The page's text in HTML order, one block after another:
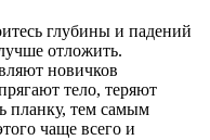
глубины и падений
отложить.
новичков
тело, теряют
планку, тем самым
чаще всего и